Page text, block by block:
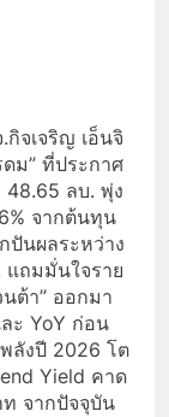
จเจริญ เอ็นจิ
ม” ที่ประกาศ
48.65 ลบ. พุ่ง
จากต้นทุน
ปันผลระหว่าง
แถมมั่นใจราย
ต้า” ออกมา
ะ YoY ก่อน
ลังปี 2026 โต
Yield คาด
จากปัจจุบัน